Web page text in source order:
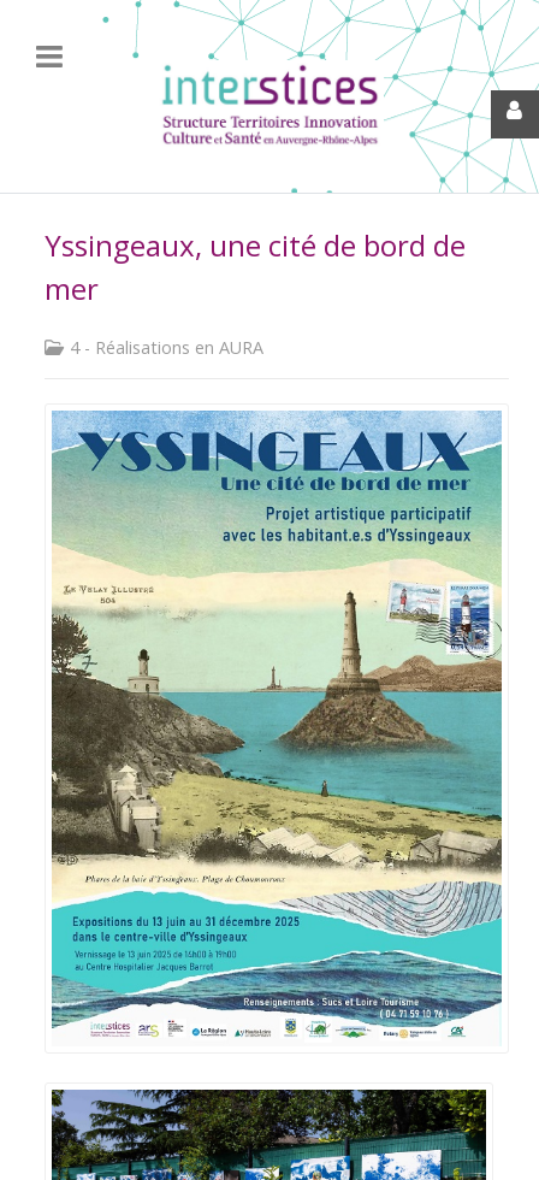
Yssingeaux, une cité de bord de
mer
4 - Réalisations en AURA